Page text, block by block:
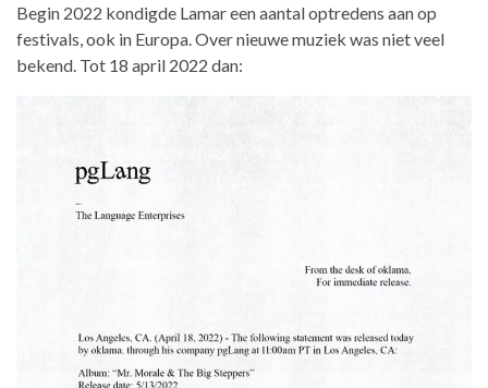
Begin 2022 kondigde Lamar een aantal optredens aan op
festivals, ook in Europa. Over nieuwe muziek was niet veel
bekend. Tot 18 april 2022 dan: